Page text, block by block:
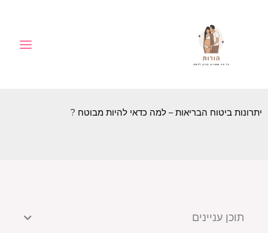
יתרונות ביטוח הבריאות – למה כדאי להיות מבוטח ?
תוכן עניינים